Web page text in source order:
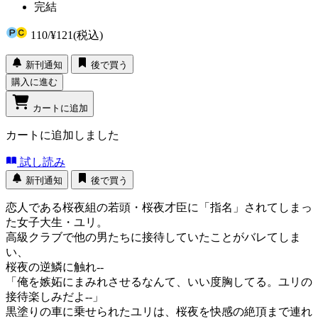
完結
110/¥121(税込)
新刊通知
後で買う
購入に進む
カートに追加
カートに追加しました
試し読み
新刊通知 後で買う
恋人である桜夜組の若頭・桜夜才臣に「指名」されてしまっ
た女子大生・ユリ。
高級クラブで他の男たちに接待していたことがバレてしま
い、
桜夜の逆鱗に触れ--
「俺を嫉妬にまみれさせるなんて、いい度胸してる。ユリの
接待楽しみだよ--」
黒塗りの車に乗せられたユリは、桜夜を快感の絶頂まで連れ